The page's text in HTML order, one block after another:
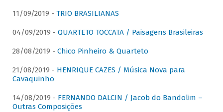
11/09/2019 - TRIO BRASILIANAS
04/09/2019 - QUARTETO TOCCATA / Paisagens Brasileiras
28/08/2019 - Chico Pinheiro & Quarteto
21/08/2019 - HENRIQUE CAZES / Música Nova para
Cavaquinho
14/08/2019 - FERNANDO DALCIN / Jacob do Bandolim –
Outras Composições